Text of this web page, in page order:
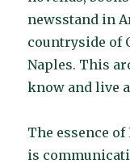
newsstand in
countryside of
Naples. This
know and live
The essence
is